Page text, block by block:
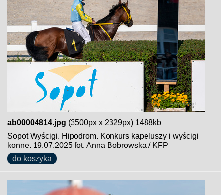
ab00004814.jpg (3500px x 2329px) 1488kb
Sopot Wyścigi. Hipodrom. Konkurs kapeluszy i wyścigi
konne. 19.07.2025 fot. Anna Bobrowska / KFP
do koszyka